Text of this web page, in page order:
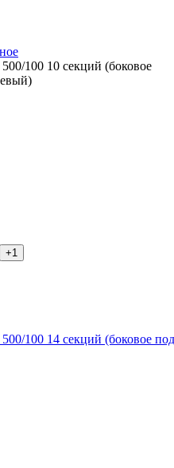
100 10 секций (боковое
+1
100 14 секций (боковое